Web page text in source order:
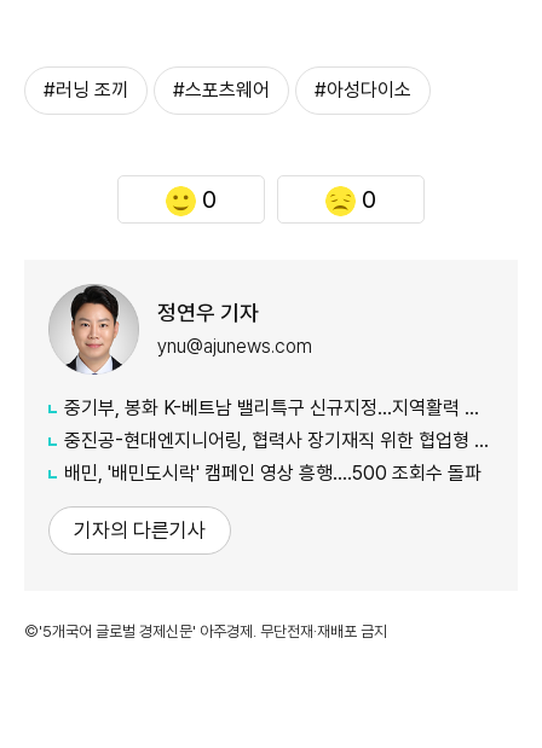
#러닝 조끼 #스포츠웨어 #아성다이소
0 0
정연우 기자
ynu@ajunews.com
중기부, 봉화 K-베트남 밸리특구 신규지정...지역활력 거점 조성
중진공-현대엔지니어링, 협력사 장기재직 위한 협업형 공제 추진
배민, '배민도시락' 캠페인 영상 흥행....500 조회수 돌파
기자의 다른기사
©'5개국어 글로벌 경제신문' 아주경제. 무단전재·재배포 금지